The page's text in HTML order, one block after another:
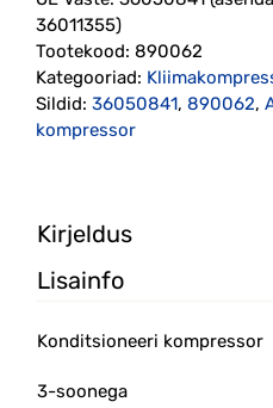
(36050841)
Nissens
kogus
36011355)
Tootekood: 890062
Kategooriad:
Sildid: 36050841, 890062,
kompressor
Kirjeldus
Lisainfo
Konditsioneeri kompressor
3-soonega